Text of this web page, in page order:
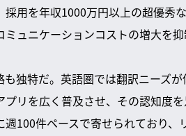
採用を年収1000万円以上の超優秀
ミュニケーションコストの増大を
も独特だ。英語圏では翻訳ニーズ
プリを広く普及させ、その認知度
週100件ペースで寄せられており